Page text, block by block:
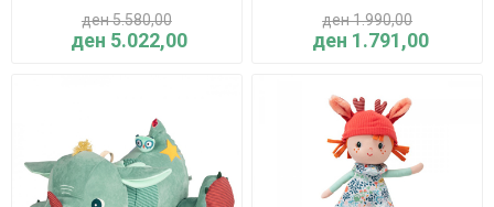
ден 5.580,00
ден 5.022,00
ден 1.990,00
ден 1.791,00